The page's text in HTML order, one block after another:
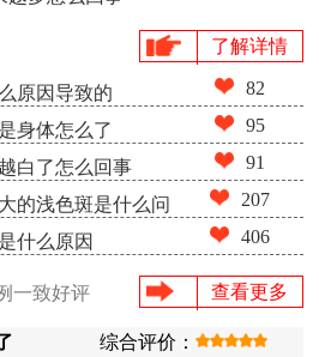
了解详情
原因导致的 82
身体怎么了 95
白了怎么回事 91
的浅色斑是什么问
207
什么原因 406
一致好评 查看更多
综合评价：